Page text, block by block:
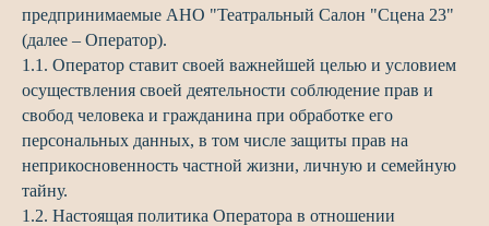
предпринимаемые АНО "Театральный Салон "Сцена 23"
(далее – Оператор).
1.1. Оператор ставит своей важнейшей целью и условием
осуществления своей деятельности соблюдение прав и
свобод человека и гражданина при обработке его
персональных данных, в том числе защиты прав на
неприкосновенность частной жизни, личную и семейную
тайну.
1.2. Настоящая политика Оператора в отношении